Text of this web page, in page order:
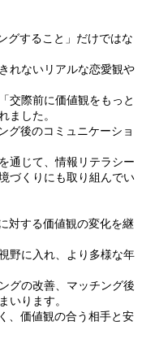
グすること」だけではな
れないリアルな恋愛観や
交際前に価値観をもっと
ました。
グ後のコミュニケーショ
通じて、情報リテラシー
づくりにも取り組んでい
対する価値観の変化を継
野に入れ、より多様な年
グの改善、マッチング後
いります。
、価値観の合う相手と安